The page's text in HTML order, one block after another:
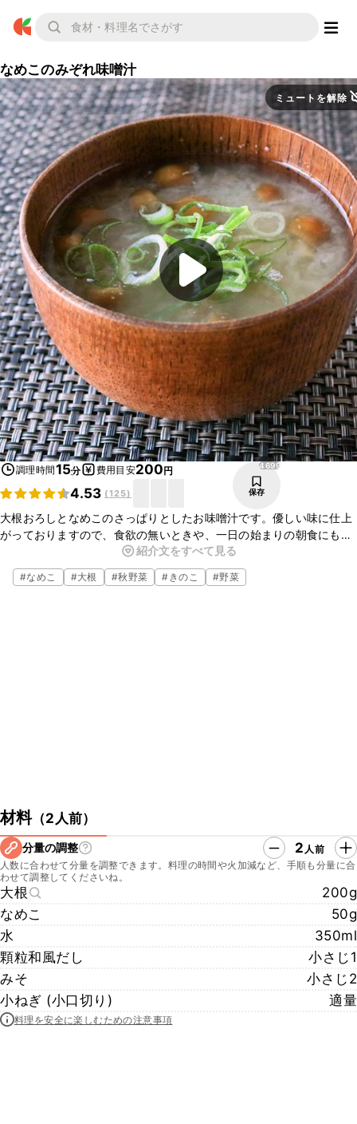
なめこのみぞれ味噌汁
ミュートを解除
調理時間15分 費用目安200円
4.53 (125)
4699
保存
大根おろしとなめこのさっぱりとしたお味噌汁です。優しい味に仕上
がっておりますので、食欲の無いときや、一日の始まりの朝食にも
ぴったりですよ。とても美味しくて後味さっぱりなので、ぜひ一度お
試しくださいね。
紹介文をすべて見る
#なめこ #大根 #秋野菜 # きのこ #野菜
材料（2人前）
分量の調整 2 人前
人数に合わせて分量を調整できます。料理の時間や火加減など、手順も分量に合
わせて調整してくださいね。
大根
200g
なめこ
50g
水
350ml
顆粒和風だし
小さじ1
みそ
小さじ2
小ねぎ (小口切り)
適量
料理を安全に楽しむための注意事項